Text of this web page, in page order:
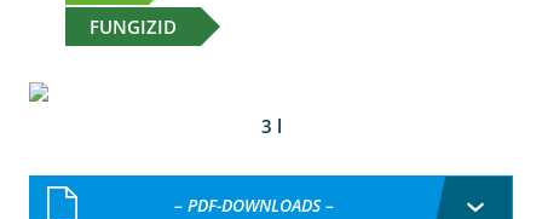
FUNGIZID
3 l
– PDF-DOWNLOADS –